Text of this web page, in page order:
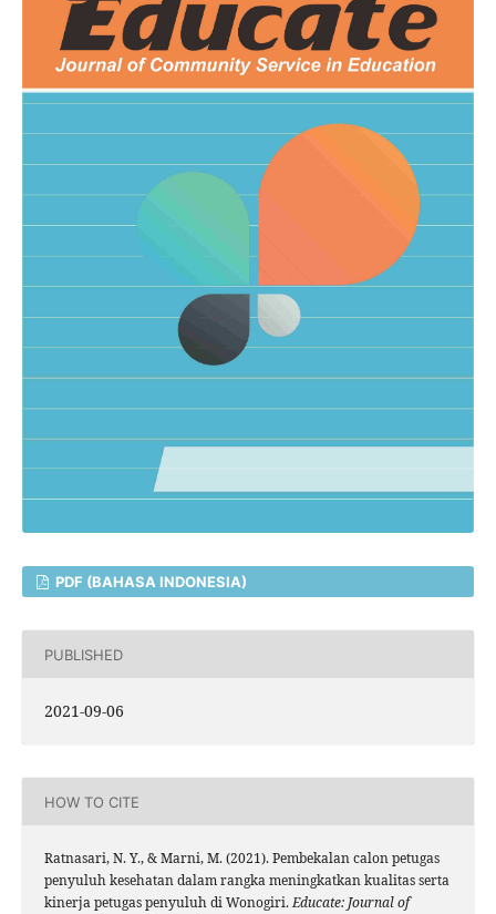
PDF (BAHASA INDONESIA)
PUBLISHED
2021-09-06
HOW TO CITE
Ratnasari, N. Y., & Marni, M. (2021). Pembekalan calon petugas
penyuluh kesehatan dalam rangka meningkatkan kualitas serta
kinerja petugas penyuluh di Wonogiri.Educate: Journal of